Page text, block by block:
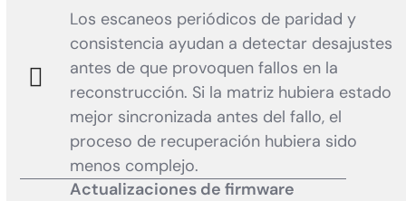
Los escaneos periódicos de paridad y
consistencia ayudan a detectar desajustes
antes de que provoquen fallos en la
reconstrucción. Si la matriz hubiera estado
mejor sincronizada antes del fallo, el
proceso de recuperación hubiera sido
menos complejo.
Actualizaciones de firmware